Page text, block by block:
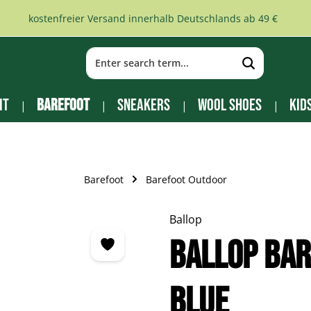
kostenfreier Versand innerhalb Deutschlands ab 49 €
Barefoot Sneakers Wool Shoes
Barefoot Barefoot Outdoor
Ballop
Ballop